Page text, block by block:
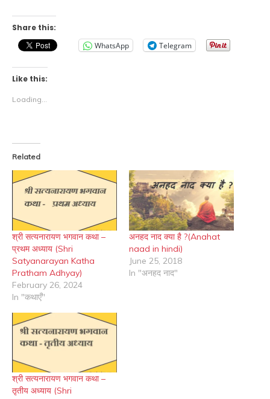
Share this:
WhatsApp
Telegram
Like this:
Loading...
Related
श्री सत्यनारायण भगवान कथा –
प्रथम अध्याय (Shri
Satyanarayan Katha
Pratham Adhyay)
February 26, 2024
In "कथाएँ"
अनहद नाद क्या है ?(Anahat
naad in hindi)
June 25, 2018
In "अनहद नाद"
श्री सत्यनारायण भगवान कथा –
तृतीय अध्याय (Shri